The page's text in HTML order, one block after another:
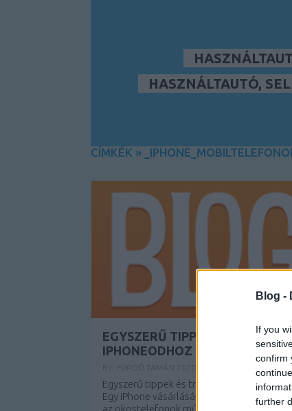
Blog -
If you
confirm
further
HASZNÁLTAUTÓ,
CÍMKÉK »
EGYSZERŰ TIPPEK ÉS
IPHONEODHOZ
Egyszerű tippek és trükkök az
Egy iPhone vásárlására gondol, de nem
az okostelefonok működését? Beragadtál